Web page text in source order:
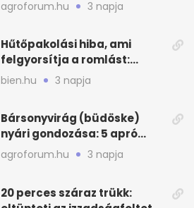
agroforum.hu 3 napja
Hűtőpakolási hiba, ami
felgyorsítja a romlást:
zónákra figyelj
bien.hu 3 napja
Bársonyvirág (büdöske)
nyári gondozása: 5 apró
lépés a dús virágzásért
agroforum.hu 3 napja
20 perces száraz trükk: